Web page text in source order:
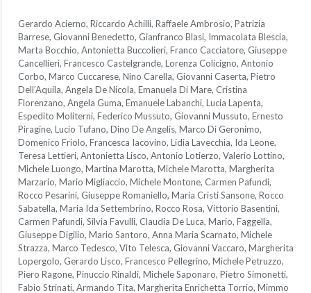
Gerardo Acierno, Riccardo Achilli, Raffaele Ambrosio, Patrizia
Barrese, Giovanni Benedetto, Gianfranco Blasi, Immacolata Blescia,
Marta Bocchio, Antonietta Buccolieri, Franco Cacciatore, Giuseppe
Cancellieri, Francesco Castelgrande, Lorenza Colicigno, Antonio
Corbo, Marco Cuccarese, Nino Carella, Giovanni Caserta, Pietro
Dell’Aquila, Angela De Nicola, Emanuela Di Mare, Cristina
Florenzano, Angela Guma, Emanuele Labanchi, Lucia Lapenta,
Espedito Moliterni, Federico Mussuto, Giovanni Mussuto, Ernesto
Piragine, Lucio Tufano, Dino De Angelis, Marco Di Geronimo,
Domenico Friolo, Francesca Iacovino, Lidia Lavecchia, Ida Leone,
Teresa Lettieri, Antonietta Lisco, Antonio Lotierzo, Valerio Lottino,
Michele Luongo, Martina Marotta, Michele Marotta, Margherita
Marzario, Mario Migliaccio, Michele Montone, Carmen Pafundi,
Rocco Pesarini, Giuseppe Romaniello, Maria Cristi Sansone, Rocco
Sabatella, Maria Ida Settembrino, Rocco Rosa, Vittorio Basentini,
Carmen Pafundi, Silvia Favulli, Claudia De Luca, Mario, Faggella,
Giuseppe Digilio, Mario Santoro, Anna Maria Scarnato, Michele
Strazza, Marco Tedesco, Vito Telesca, Giovanni Vaccaro, Margherita
Lopergolo, Gerardo Lisco, Francesco Pellegrino, Michele Petruzzo,
Piero Ragone, Pinuccio Rinaldi, Michele Saponaro, Pietro Simonetti,
Fabio Strinati, Armando Tita, Margherita Enrichetta Torrio, Mimmo